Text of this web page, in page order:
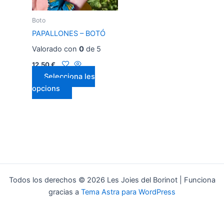
Boto
PAPALLONES – BOTÓ
Valorado con 0de 5
12,50€
Selecciona les
opcions
opciones
elegir
en
la
página
de
producto
Todos los derechos © 2026 Les Joies del Borinot | Funciona
gracias a Tema Astra para WordPress